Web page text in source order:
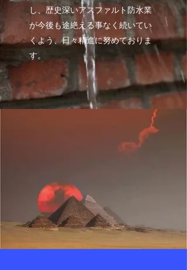
し、歴史深いアスファルト防水業
が今後も途絶える事なく続いてい
くよう、日々精進に努めておりま
す。